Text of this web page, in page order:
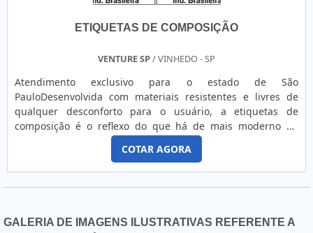
ETIQUETAS DE COMPOSIÇÃO
VENTURE SP/ VINHEDO - SP
Atendimento exclusivo para o estado de São
PauloDesenvolvida com materiais resistentes e livres de
qualquer desconforto para o usuário, a etiquetas de
composição é o reflexo do que há de mais moderno no
segmento de etiquetas do país. Com a obrigatoriedade em
todo Brasil e Mercosul, a etiqueta composição é feita com
extremo cuidado e cumpre a todas as exigências têxteis do
INMETRO (Instituto Nacional de Metrologia, Qualidade e
COTAR AGORA
GALERIA DE IMAGENS ILUSTRATIVAS REFERENTE A